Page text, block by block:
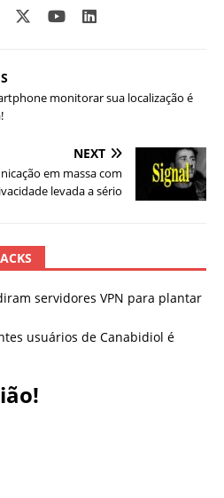
monitorar sua localização é
NEXT
em massa com
levada a sério
servidores VPN para plantar
usuários de Canabidiol é